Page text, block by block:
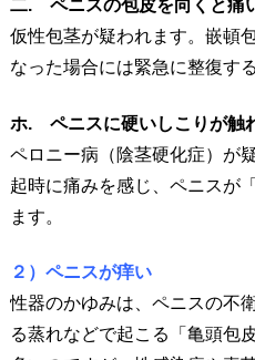
二. ペニスの包皮を向くと痛
仮性包茎が疑われます。嵌頓
なった場合には緊急に整復す
ホ. ペニスに硬いしこりが触
ペロニー病（陰茎硬化症）が
起時に痛みを感じ、ペニスが
ます。
２）ペニスが痒い
性器のかゆみは、ペニスの不
る蒸れなどで起こる「亀頭包